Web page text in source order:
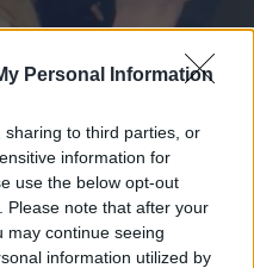
Personal Information
to third parties, or
information for
use the below opt-out
Please note that after your
may continue seeing
information utilized by